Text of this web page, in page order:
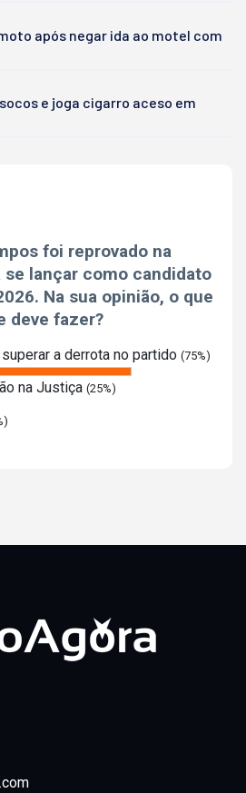
após negar ida ao motel com
e joga cigarro aceso em
foi reprovado na
se lançar como candidato
Na sua opinião, o que
deve fazer?
a derrota no partido (75%)
na Justiça (25%)